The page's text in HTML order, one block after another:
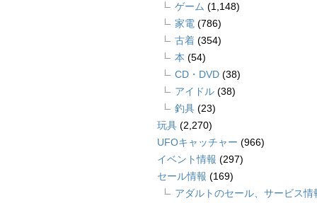
ゲーム (1,148)
家電 (786)
古着 (354)
本 (54)
CD・DVD (38)
アイドル (38)
釣具 (23)
玩具 (2,270)
UFOキャッチャー (966)
イベント情報 (297)
セール情報 (169)
アダルトのセール、サービス情